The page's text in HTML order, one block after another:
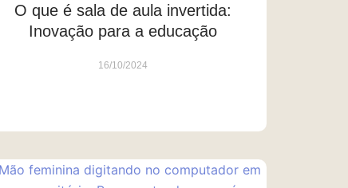
O que é sala de aula invertida:
Inovação para a educação
16/10/2024